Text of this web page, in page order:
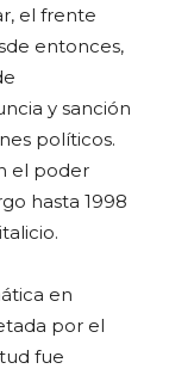
el frente
entonces,
y sanción
políticos.
el poder
hasta 1998
en
por el
fue